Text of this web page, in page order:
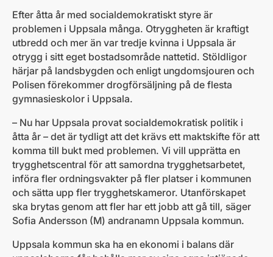
Efter åtta år med socialdemokratiskt styre är
problemen i Uppsala många. Otryggheten är kraftigt
utbredd och mer än var tredje kvinna i Uppsala är
otrygg i sitt eget bostadsområde nattetid. Stöldligor
härjar på landsbygden och enligt ungdomsjouren och
Polisen förekommer drogförsäljning på de flesta
gymnasieskolor i Uppsala.
– Nu har Uppsala provat socialdemokratisk politik i
åtta år – det är tydligt att det krävs ett maktskifte för att
komma till bukt med problemen. Vi vill upprätta en
trygghetscentral för att samordna trygghetsarbetet,
införa fler ordningsvakter på fler platser i kommunen
och sätta upp fler trygghetskameror. Utanförskapet
ska brytas genom att fler har ett jobb att gå till, säger
Sofia Andersson (M) andranamn Uppsala kommun.
Uppsala kommun ska ha en ekonomi i balans där